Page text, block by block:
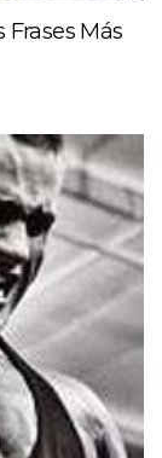
Más